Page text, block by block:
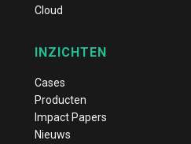
Cloud
INZICHTEN
Cases
Producten
Impact Papers
Nieuws